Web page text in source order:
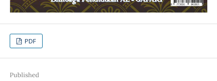
PDF
Published